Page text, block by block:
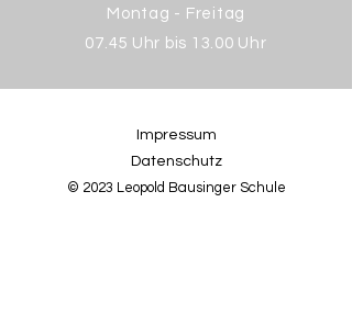
Montag - Freitag
07.45 Uhr bis 13.00 Uhr
Impressum
Datenschutz
© 2023 Leopold Bausinger Schule